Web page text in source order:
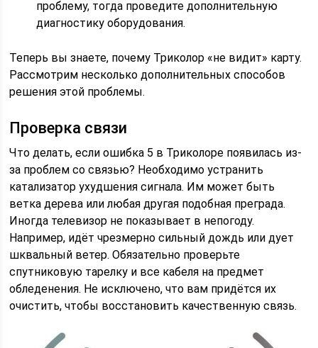
проблему, тогда проведите дополнительную
диагностику оборудования.
Теперь вы знаете, почему Триколор «не видит» карту.
Рассмотрим несколько дополнительных способов
решения этой проблемы.
Проверка связи
Что делать, если ошибка 5 в Триколоре появилась из-
за проблем со связью? Необходимо устранить
катализатор ухудшения сигнала. Им может быть
ветка дерева или любая другая подобная преграда.
Иногда телевизор не показывает в непогоду.
Например, идёт чрезмерно сильный дождь или дует
шквальный ветер. Обязательно проверьте
спутниковую тарелку и все кабеля на предмет
обледенения. Не исключено, что вам придётся их
очистить, чтобы восстановить качественную связь.